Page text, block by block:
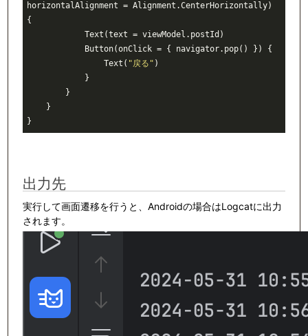
horizontalAlignment = Alignment.CenterHorizontally)
{
                Text(
"戻る" )
出力先
実行して画面遷移を行うと、Androidの場合はLogcatに出力
されます。